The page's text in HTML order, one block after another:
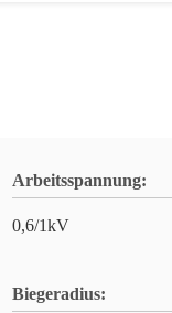
Arbeitsspannung:
0,6/1kV
Biegeradius: